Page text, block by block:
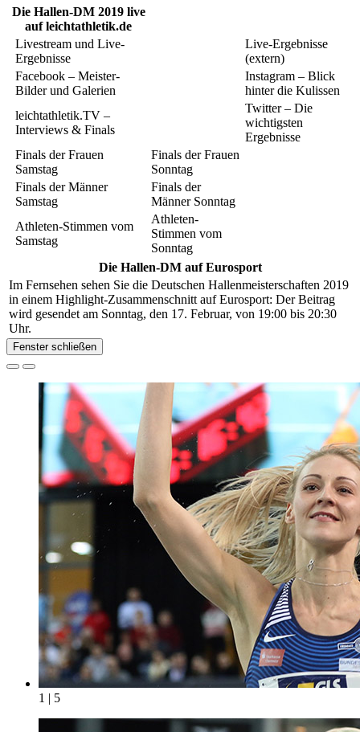
Die Hallen-DM 2019 live
auf leichtathletik.de
Livestream und Live-
Ergebnisse
Live-Ergebnisse
(extern)
Facebook – Meister-
Bilder und Galerien
Instagram – Blick
hinter die Kulissen
leichtathletik.TV –
Interviews & Finals
Twitter – Die
wichtigsten
Ergebnisse
Finals der Frauen
Samstag
Finals der Frauen
Sonntag
Finals der Männer
Samstag
Finals der
Männer Sonntag
Athleten-Stimmen vom
Samstag
Athleten-
Stimmen vom
Sonntag
Die Hallen-DM auf Eurosport
Im Fernsehen sehen Sie die Deutschen Hallenmeisterschaften 2019
in einem Highlight-Zusammenschnitt auf Eurosport: Der Beitrag
wird gesendet am Sonntag, den 17. Februar, von 19:00 bis 20:30
Uhr.
Fenster schließen
1 | 5